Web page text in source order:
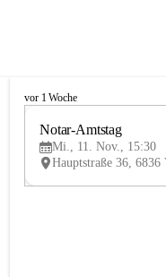
V
vor 1 Woche
Notar-Amtstag
Mi., 11. Nov., 15:30